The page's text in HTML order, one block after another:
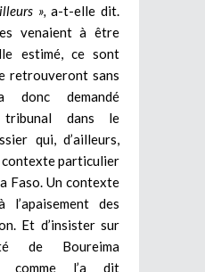
», a-t-elle dit.
venaient à être
estimé, ce sont
retrouveront sans
donc demandé
tribunal dans le
qui, d’ailleurs,
particulier
Faso. Un contexte
l’apaisement des
Et d’insister sur
de Boureima
comme l’a dit